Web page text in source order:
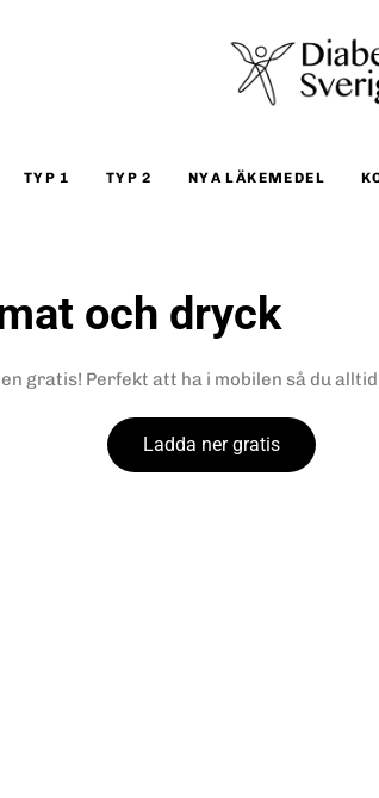
TYP 1 TYP 2 NYA LÄKEMEDEL
och dryck
gratis! Perfekt att ha i mobilen så du
Ladda ner gratis